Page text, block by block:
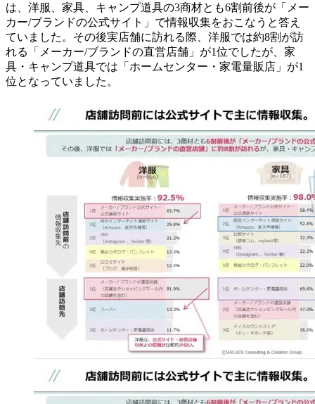
は、洋服、家具、キャンプ道具の3商材とも6割前後が「メー
カー/ブランドの公式サイト」で情報収集をおこなうと答え
ていました。その後実店舗に訪れる際、洋服では約8割が訪
れる「メーカー/ブランドの直営店舗」が1位でしたが、家
具・キャンプ道具では「ホームセンター・家電量販店」が1
位となっていました。